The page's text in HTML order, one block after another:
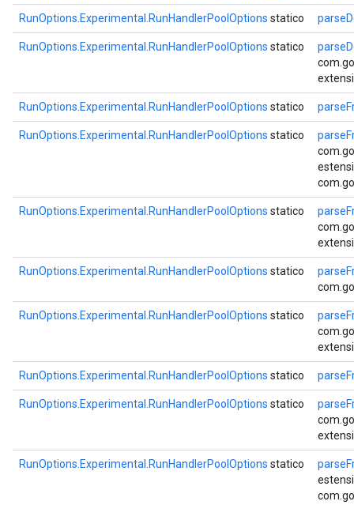
RunOptions.Experimental.RunHandlerPoolOptions statico
RunOptions.Experimental.RunHandlerPoolOptions statico
RunOptions.Experimental.RunHandlerPoolOptions statico
RunOptions.Experimental.RunHandlerPoolOptions statico
RunOptions.Experimental.RunHandlerPoolOptions statico
RunOptions.Experimental.RunHandlerPoolOptions statico
RunOptions.Experimental.RunHandlerPoolOptions statico
RunOptions.Experimental.RunHandlerPoolOptions statico
RunOptions.Experimental.RunHandlerPoolOptions statico
RunOptions.Experimental.RunHandlerPoolOptions statico